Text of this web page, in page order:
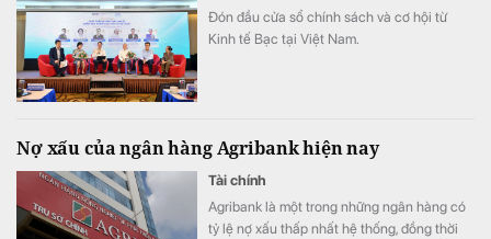
Đón đầu cửa sổ chính sách và cơ hội từ
Kinh tế Bạc tại Việt Nam.
Nợ xấu của ngân hàng Agribank hiện nay
Tài chính
Agribank là một trong những ngân hàng có
tỷ lệ nợ xấu thấp nhất hệ thống, đồng thời